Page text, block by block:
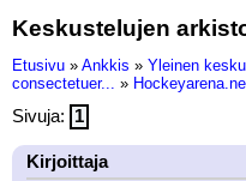
Keskustelujen
Etusivu » Ankkis » Yleinen
consectetuer... »
Sivuja: 1
Kirjoittaja